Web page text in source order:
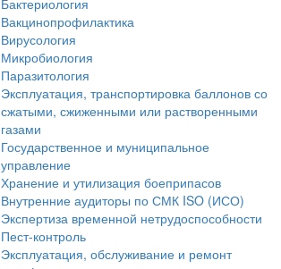
Вакцинопрофилактика
Вирусология
Микробиология
Паразитология
Эксплуатация, транспортировка баллонов со
сжатыми, сжиженными или растворенными
газами
Государственное и муниципальное
управление
Хранение и утилизация боеприпасов
Внутренние аудиторы по СМК ISO (ИСО)
Экспертиза временной нетрудоспособности
Пест-контроль
Эксплуатация, обслуживание и ремонт